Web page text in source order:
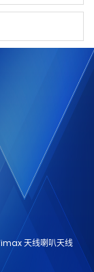
天线喇叭天线